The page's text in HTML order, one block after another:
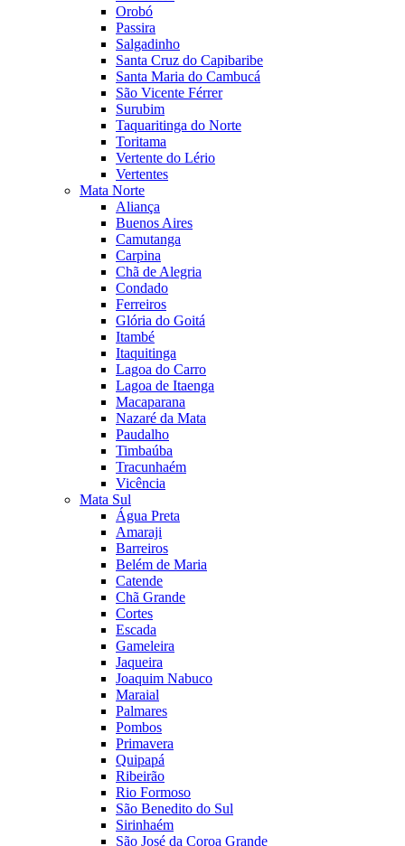
Orobó
Passira
Salgadinho
Santa Cruz do Capibaribe
Santa Maria do Cambucá
São Vicente Férrer
Surubim
Taquaritinga do Norte
Toritama
Vertente do Lério
Vertentes
Mata Norte
Aliança
Buenos Aires
Camutanga
Carpina
Chã de Alegria
Condado
Ferreiros
Glória do Goitá
Itambé
Itaquitinga
Lagoa do Carro
Lagoa de Itaenga
Macaparana
Nazaré da Mata
Paudalho
Timbaúba
Tracunhaém
Vicência
Mata Sul
Água Preta
Amaraji
Barreiros
Belém de Maria
Catende
Chã Grande
Cortes
Escada
Gameleira
Jaqueira
Joaquim Nabuco
Maraial
Palmares
Pombos
Primavera
Quipapá
Ribeirão
Rio Formoso
São Benedito do Sul
Sirinhaém
São José da Coroa Grande